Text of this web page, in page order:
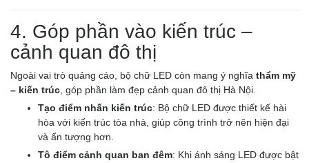
4. Góp phần vào kiến trúc –
cảnh quan đô thị
Ngoài vai trò quảng cáo, bộ chữ LED còn mang ý nghĩa thẩm mỹ
– kiến trúc , góp phần làm đẹp cảnh quan đô thị Hà Nội.
Tạo điểm nhấn kiến trúc: Bộ chữ LED được thiết kế hài
hòa với kiến trúc tòa nhà, giúp công trình trở nên hiện đại
và ấn tượng hơn.
Tô điểm cảnh quan ban đêm: Khi ánh sáng LED được bật